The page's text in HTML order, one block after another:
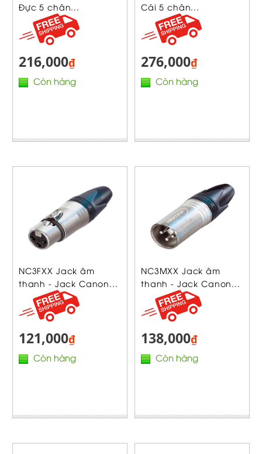
Đực 5 chân...
216,000₫
Còn hàng
Cái 5 chân...
276,000₫
Còn hàng
NC3FXX Jack âm
thanh - Jack Canon...
121,000₫
Còn hàng
NC3MXX Jack âm
thanh - Jack Canon...
138,000₫
Còn hàng